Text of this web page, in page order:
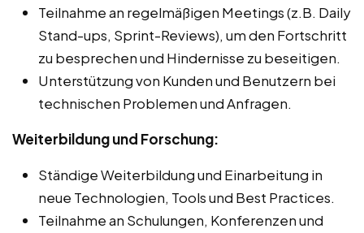
Teilnahme an regelmäßigen Meetings (z.B. Daily
Stand-ups, Sprint-Reviews), um den Fortschritt
zu besprechen und Hindernisse zu beseitigen.
Unterstützung von Kunden und Benutzern bei
technischen Problemen und Anfragen.
Weiterbildung und Forschung:
Ständige Weiterbildung und Einarbeitung in
neue Technologien, Tools und Best Practices.
Teilnahme an Schulungen, Konferenzen und